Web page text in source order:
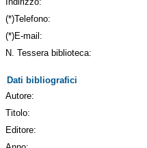
(*)Telefono:
(*)E-mail:
N. Tessera biblioteca:
Dati bibliografici
Autore:
Titolo:
Editore: